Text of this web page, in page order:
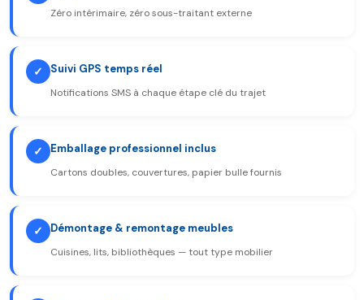
Zéro intérimaire, zéro sous-traitant externe
✓ Suivi GPS temps réel
Notifications SMS à chaque étape clé du trajet
✓ Emballage professionnel inclus
Cartons doubles, couvertures, papier bulle fournis
✓ Démontage & remontage meubles
Cuisines, lits, bibliothèques — tout type mobilier